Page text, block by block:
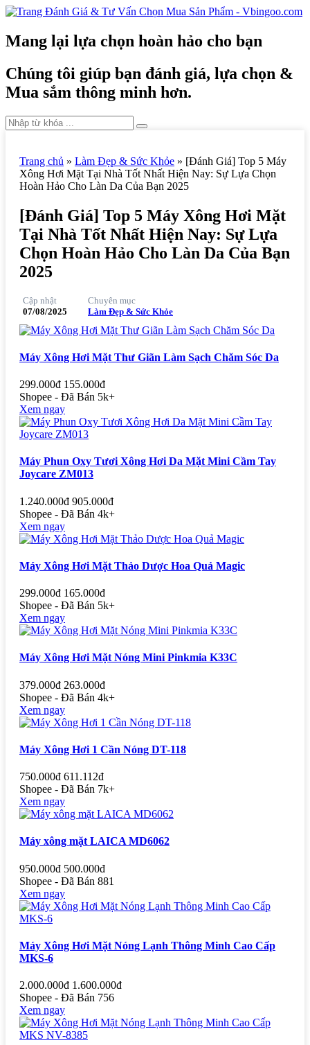
Mang lại lựa chọn hoàn hảo cho bạn
Chúng tôi giúp bạn đánh giá, lựa chọn &
Mua sắm thông minh hơn.
Trang chủ » Làm Đẹp & Sức Khỏe » [Đánh Giá] Top 5 Máy
Xông Hơi Mặt Tại Nhà Tốt Nhất Hiện Nay: Sự Lựa Chọn
Hoàn Hảo Cho Làn Da Của Bạn 2025
[Đánh Giá] Top 5 Máy Xông Hơi Mặt
Tại Nhà Tốt Nhất Hiện Nay: Sự Lựa
Chọn Hoàn Hảo Cho Làn Da Của Bạn
2025
Cập nhật
07/08/2025
Chuyên mục
Làm Đẹp & Sức Khỏe
Máy Xông Hơi Mặt Thư Giãn Làm Sạch Chăm Sóc Da
299.000đ 155.000đ
Shopee - Đã Bán 5k+
Xem ngay
Máy Phun Oxy Tươi Xông Hơi Da Mặt Mini Cầm Tay
Joycare ZM013
1.240.000đ 905.000đ
Shopee - Đã Bán 4k+
Xem ngay
Máy Xông Hơi Mặt Thảo Dược Hoa Quả Magic
299.000đ 165.000đ
Shopee - Đã Bán 5k+
Xem ngay
Máy Xông Hơi Mặt Nóng Mini Pinkmia K33C
379.000đ 263.000đ
Shopee - Đã Bán 4k+
Xem ngay
Máy Xông Hơi 1 Cần Nóng DT-118
750.000đ 611.112đ
Shopee - Đã Bán 7k+
Xem ngay
Máy xông mặt LAICA MD6062
950.000đ 500.000đ
Shopee - Đã Bán 881
Xem ngay
Máy Xông Hơi Mặt Nóng Lạnh Thông Minh Cao Cấp
MKS-6
2.000.000đ 1.600.000đ
Shopee - Đã Bán 756
Xem ngay